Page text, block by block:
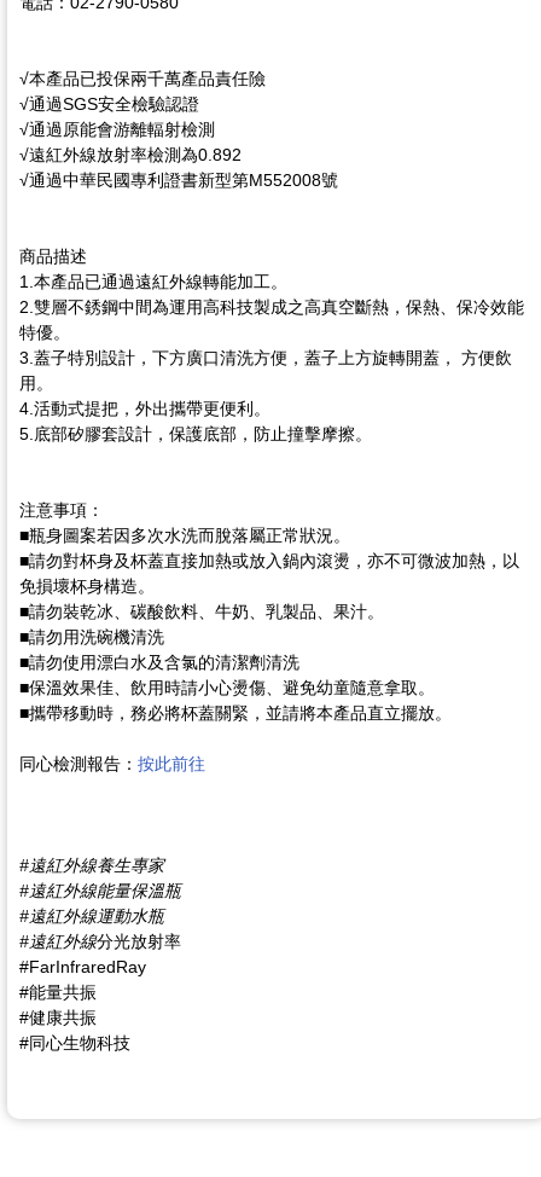
√本產品已投保兩千萬產品責任險
√通過SGS安全檢驗認證
√通過原能會游離輻射檢測
√遠紅外線放射率檢測為0.892
√通過中華民國專利證書新型第M552008號
商品描述
1.本產品已通過遠紅外線轉能加工。
2.雙層不銹鋼中間為運用高科技製成之高真空斷熱，保熱、保冷效能
特優。
3.蓋子特別設計，下方廣口清洗方便，蓋子上方旋轉開蓋， 方便飲
用。
4.活動式提把，外出攜帶更便利。
5.底部矽膠套設計，保護底部，防止撞擊摩擦。
注意事項：
■瓶身圖案若因多次水洗而脫落屬正常狀況。
■請勿對杯身及杯蓋直接加熱或放入鍋內滾燙，亦不可微波加熱，以
免損壞杯身構造。
■請勿裝乾冰、碳酸飲料、牛奶、乳製品、果汁。
■請勿用洗碗機清洗
■請勿使用漂白水及含氯的清潔劑清洗
■保溫效果佳、飲用時請小心燙傷、避免幼童隨意拿取。
■攜帶移動時，務必將杯蓋關緊，並請將本產品直立擺放。
同心檢測報告： 按此前往
#遠紅外線養生專家
#遠紅外線能量保溫瓶
#遠紅外線運動水瓶
#遠紅外線分光放射率
#FarInfraredRay
#能量共振
#健康共振
#同心生物科技